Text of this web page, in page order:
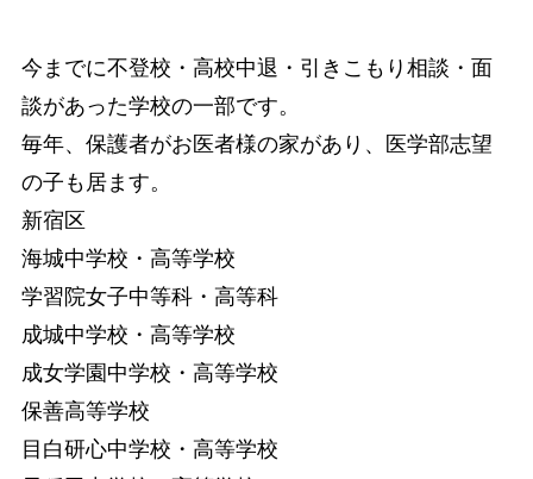
今までに不登校・高校中退・引きこもり相談・面
談があった学校の一部です。
毎年、保護者がお医者様の家があり、医学部志望
の子も居ます。
新宿区
海城中学校・高等学校
学習院女子中等科・高等科
成城中学校・高等学校
成女学園中学校・高等学校
保善高等学校
目白研心中学校・高等学校